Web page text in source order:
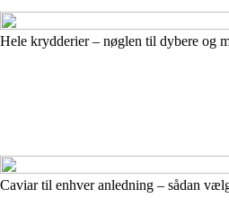
Hele krydderier – nøglen til dybere og
Caviar til enhver anledning – sådan